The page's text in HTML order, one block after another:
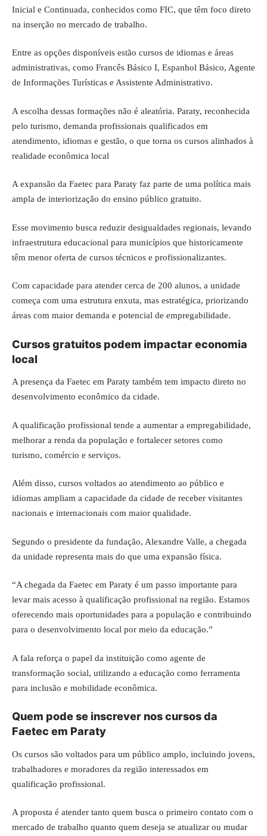
Inicial e Continuada, conhecidos como FIC, que têm foco direto
na inserção no mercado de trabalho.
Entre as opções disponíveis estão cursos de idiomas e áreas
administrativas, como Francês Básico I, Espanhol Básico, Agente
de Informações Turísticas e Assistente Administrativo.
A escolha dessas formações não é aleatória. Paraty, reconhecida
pelo turismo, demanda profissionais qualificados em
atendimento, idiomas e gestão, o que torna os cursos alinhados à
realidade econômica local
A expansão da Faetec para Paraty faz parte de uma política mais
ampla de interiorização do ensino público gratuito.
Esse movimento busca reduzir desigualdades regionais, levando
infraestrutura educacional para municípios que historicamente
têm menor oferta de cursos técnicos e profissionalizantes.
Com capacidade para atender cerca de 200 alunos, a unidade
começa com uma estrutura enxuta, mas estratégica, priorizando
áreas com maior demanda e potencial de empregabilidade.
Cursos gratuitos podem impactar economia
local
A presença da Faetec em Paraty também tem impacto direto no
desenvolvimento econômico da cidade.
A qualificação profissional tende a aumentar a empregabilidade,
melhorar a renda da população e fortalecer setores como
turismo, comércio e serviços.
Além disso, cursos voltados ao atendimento ao público e
idiomas ampliam a capacidade da cidade de receber visitantes
nacionais e internacionais com maior qualidade.
Segundo o presidente da fundação, Alexandre Valle, a chegada
da unidade representa mais do que uma expansão física.
“A chegada da Faetec em Paraty é um passo importante para
levar mais acesso à qualificação profissional na região. Estamos
oferecendo mais oportunidades para a população e contribuindo
para o desenvolvimento local por meio da educação.”
A fala reforça o papel da instituição como agente de
transformação social, utilizando a educação como ferramenta
para inclusão e mobilidade econômica.
Quem pode se inscrever nos cursos da
Faetec em Paraty
Os cursos são voltados para um público amplo, incluindo jovens,
trabalhadores e moradores da região interessados em
qualificação profissional.
A proposta é atender tanto quem busca o primeiro contato com o
mercado de trabalho quanto quem deseja se atualizar ou mudar